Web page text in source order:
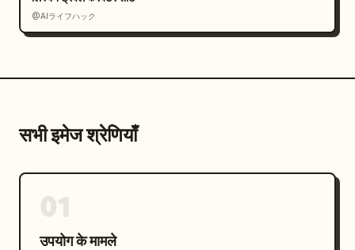
@AIライフハック
सभी इमेज श्रेणियाँ
उपयोग के मामले